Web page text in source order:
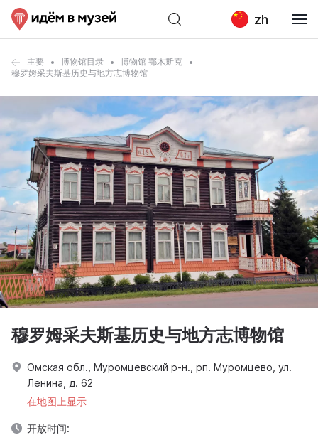
zh
主要 博物馆目录
博物馆 鄂木斯克
穆罗姆采夫斯基历史与地方志博物馆
穆罗姆采夫斯基历史与地方志博物馆
Омская обл., Муромцевский р-н., рп. Муромцево, ул.
Ленина, д. 62
在地图上显示
开放时间: